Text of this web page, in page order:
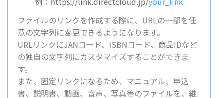
ファイルのリンクを作成する際に、URLの一部を任
意の文字列に変更できるようになります。
URLリンクにJANコード、ISBNコード、商品IDなど
の独自の文字列にカスタマイズすることができま
す。
また、固定リンクになるため、マニュアル、申込
書、説明書、動画、音声、写真等のファイルを、継